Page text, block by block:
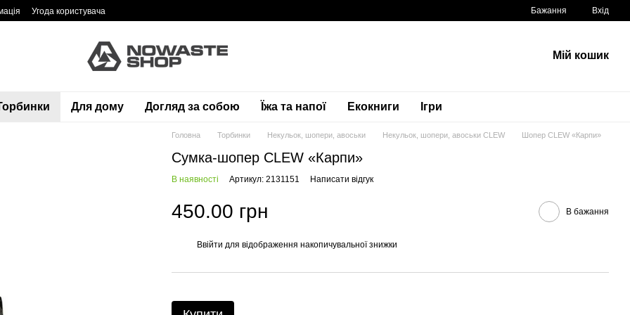
Угода користувача Бажання Вхід
Мій кошик
Для дому Догляд за собою Їжа та напої Екокниги Ігри
Головна Торбинки Некульок, шопери, авоськи Некульок, шопери, авоськи CLEW Шопер CLEW «Карпи»
Сумка-шопер CLEW «Карпи»
В наявності Артикул: 2131151 Написати відгук
450.00 грн В бажання
Ввійти для відображення накопичувальної знижки